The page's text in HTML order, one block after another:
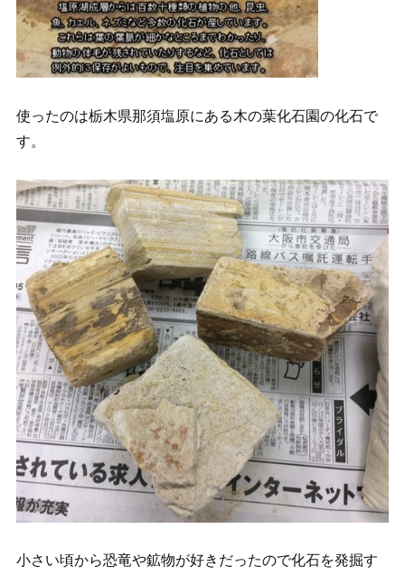
使ったのは栃木県那須塩原にある木の葉化石園の化石で
す。
小さい頃から恐竜や鉱物が好きだったので化石を発掘す